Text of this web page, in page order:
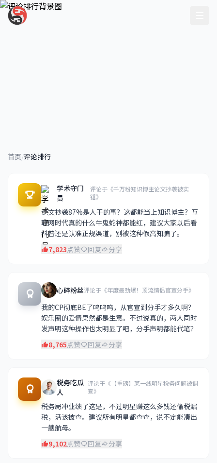
首页/评论排行
学术守门
员
评论于《千万粉知识博主论文抄袭被实
锤》
论文抄袭87%是人干的事？这都能当上知识博主？互
联网时代真的什么牛鬼蛇神都能红，建议大家以后看
科普还是认准正规渠道，别被这种假高知骗了。
7,823点赞 回复 分享
心碎粉丝评论于《年度最劲爆！顶流情侣官宣分手》
我的CP彻底BE了呜呜呜，从官宣到分手才多久啊？
娱乐圈的爱情果然都是生意。不过说真的，两人同时
发声明这种操作也太明显了吧，分手声明都能代笔？
8,765点赞 回复 分享
税务吃瓜
人
评论于《【重磅】某一线明星税务问题被调
查》
税务局冲业绩了这是，不过明星赚这么多钱还偷税漏
税，活该被查。建议所有明星都查查，说不定能凑出
一艘航母。
9,102点赞 回复 分享